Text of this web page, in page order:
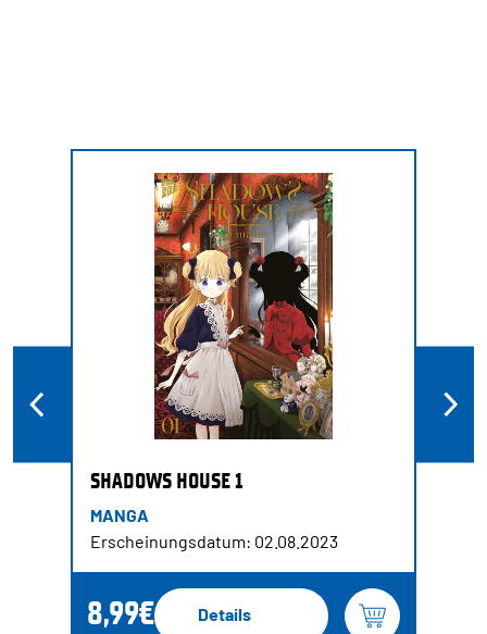
SHADOWS HOUSE 1
MANGA
Erscheinungsdatum: 02.08.2023
8,99€ Details